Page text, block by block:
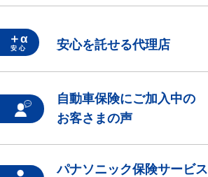
＋α
安 心 安心を託せる代理店
自動車保険にご加入中の
お客さまの声
パナソニック保険サービス